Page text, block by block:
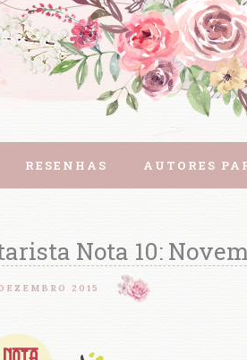
RESENHAS AUTORES
Nota 10:
2015